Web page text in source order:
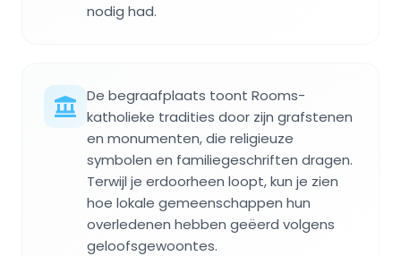
nodig had.
De begraafplaats toont Rooms-
katholieke tradities door zijn grafstenen
en monumenten, die religieuze
symbolen en familiegeschriften dragen.
Terwijl je erdoorheen loopt, kun je zien
hoe lokale gemeenschappen hun
overledenen hebben geëerd volgens
geloofsgewoontes.